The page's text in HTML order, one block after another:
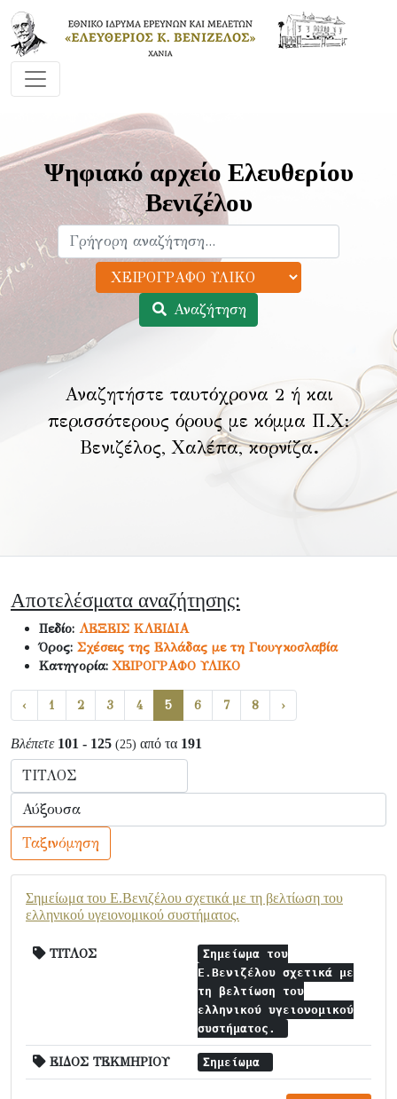
Ψηφιακό αρχείο Ελευθερίου
Βενιζέλου
Αναζήτηση
Αναζητήστε ταυτόχρονα 2 ή και
περισσότερους όρους με κόμμα Π.Χ:
Βενιζέλος, Χαλέπα, κορνίζα.
Αποτελέσματα αναζήτησης:
Πεδίο: ΛΕΞΕΙΣ ΚΛΕΙΔΙΑ
Όρος: Σχέσεις της Ελλάδας με τη Γιουγκοσλαβία
Κατηγορία:ΧΕΙΡΟΓΡΑΦΟ ΥΛΙΚΟ
‹ 1 2 3 4 5 6 7 8 ›
Βλέπετε 101 - 125 (25) από τα 191
Ταξινόμηση
Σημείωμα του Ε.Βενιζέλου σχετικά με τη βελτίωση του
ελληνικού υγειονομικού συστήματος.
ΤΙΤΛΟΣ
Σημείωμα του
Ε.Βενιζέλου σχετικά με
τη βελτίωση του
ελληνικού υγειονομικού
συστήματος.
ΕΙΔΟΣ ΤΕΚΜΗΡΙΟΥ Σημείωμα